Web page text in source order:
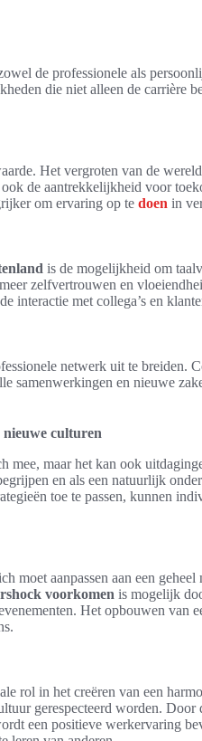
de professionele als
die niet alleen de carrière
Het vergroten van de
de aantrekkelijkheid voor
om ervaring op te doen in
is de mogelijkheid om
zelfvertrouwen en
interactie met collega’s en
netwerk uit te breiden.
samenwerkingen en nieuwe
culturen
mee, maar het kan ook
en als een natuurlijk
toe te passen, kunnen
moet aanpassen aan een
voorkomen is mogelijk
Het opbouwen van
rol in het creëren van een
gerespecteerd worden. Door
een positieve werkervaring